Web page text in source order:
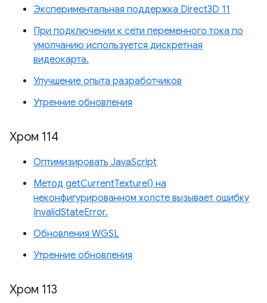
Экспериментальная поддержка Direct3D 11
При подключении к сети переменного тока по
умолчанию используется дискретная
видеокарта.
Улучшение опыта разработчиков
Утренние обновления
Хром 114
Оптимизировать JavaScript
Метод getCurrentTexture() на
неконфигурированном холсте вызывает ошибку
InvalidStateError.
Обновления WGSL
Утренние обновления
Хром 113